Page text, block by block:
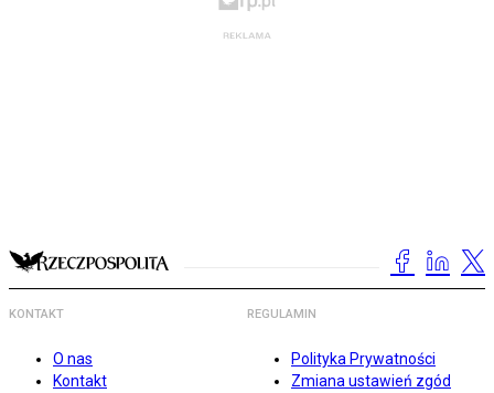
KONTAKT
O nas
Kontakt
REGULAMIN
Polityka Prywatności
Zmiana ustawień zgód